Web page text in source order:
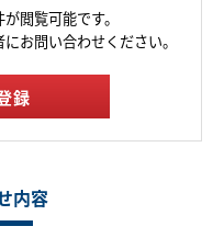
閲覧可能です。
お問い合わせください。
録
内容